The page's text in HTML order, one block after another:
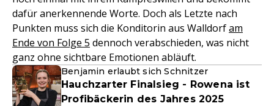
dafür anerkennende Worte. Doch als Letzte nach
Punkten muss sich die Konditorin aus Walldorfam
Ende von Folge 5 dennoch verabschieden, was nicht
ganz ohne sichtbare Emotionen abläuft.
Benjamin erlaubt sich Schnitzer
Hauchzarter Finalsieg - Rowena ist
Profibäckerin des Jahres 2025